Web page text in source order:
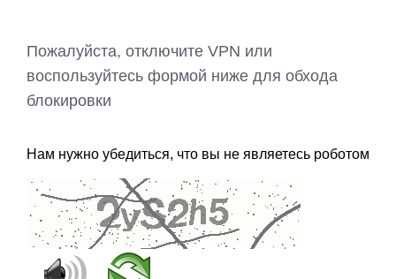
Пожалуйста, отключите VPN или
воспользуйтесь формой ниже для обхода
блокировки
Нам нужно убедиться, что вы не являетесь роботом